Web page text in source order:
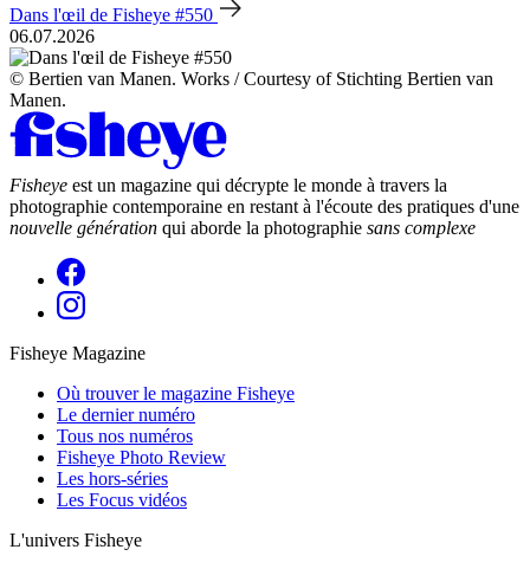
Dans l'œil de Fisheye #550
06.07.2026
© Bertien van Manen. Works / Courtesy of Stichting Bertien van
Manen.
Fisheye est un magazine qui décrypte le monde à travers la
photographie contemporaine en restant à l'écoute des pratiques d'une
nouvelle génération qui aborde la photographie sans complexe
Fisheye Magazine
Où trouver le magazine Fisheye
Le dernier numéro
Tous nos numéros
Fisheye Photo Review
Les hors-séries
Les Focus vidéos
L'univers Fisheye